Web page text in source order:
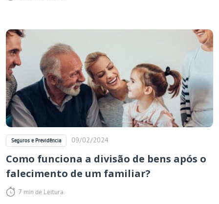
Seguros e Previdência 09/02/2024
Como funciona a divisão de bens após o
falecimento de um familiar?
7 min de Leitura.